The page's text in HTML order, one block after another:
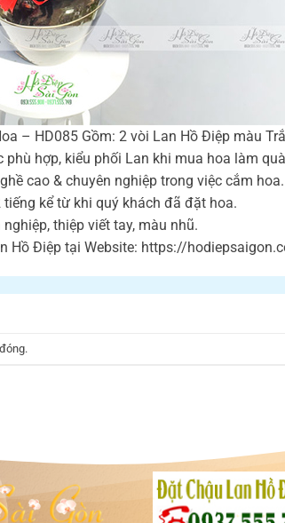
– HD085 Gồm: 2 vòi Lan Hồ Điệp màu
hợp, kiểu phối Lan khi mua hoa làm
cao & chuyên nghiệp trong việc cắm hoa.
kể từ khi quý khách đã đặt hoa.
thiệp viết tay, màu nhũ.
Hồ Điệp tại Website: https://